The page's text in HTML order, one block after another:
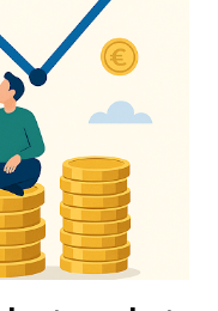
persoonlijke uitgaven
aflossen van
op elk
€1.500 of €5.000
blijft hetzelfde.
voor je vaste lasten
aan je huur of
boodschappen,